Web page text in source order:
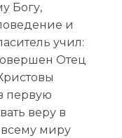
Богу,
и
учил:
Отец
первую
веру в
миру